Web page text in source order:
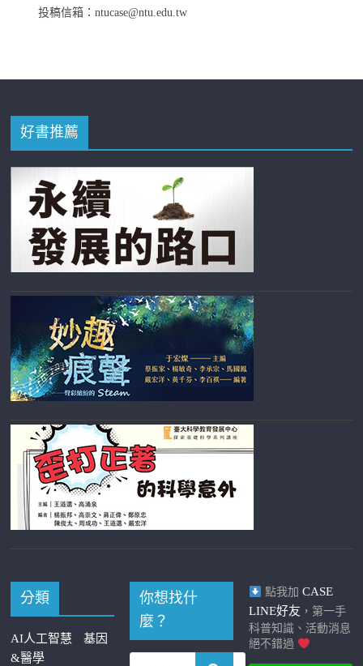
投稿信箱：ntucase@ntu.edu.tw
好書推薦
分類
AI人工智慧
基因
&醫學
你想找什
麼？
點我加 CASE
LINE好友 ，第一手
科普知識、活動消息
絕不錯過